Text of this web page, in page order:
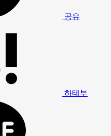
공유
하테부